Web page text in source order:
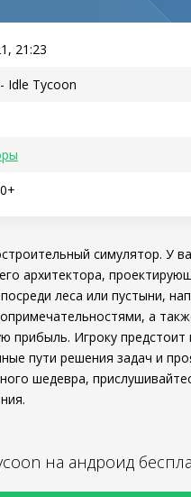
21:23
Idle Tycoon
симулятор. У
архитектора,
леса или пустыни,
а
прибыль. Игроку
пути решения задач и
шедевра,
на андроид